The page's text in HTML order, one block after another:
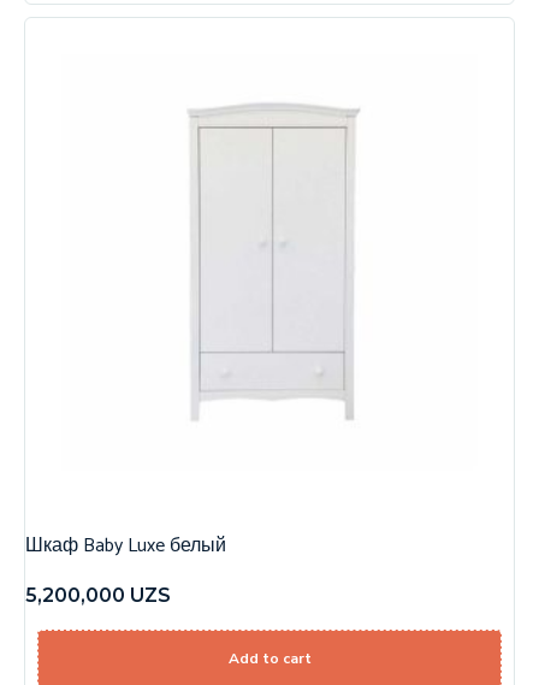
Шкаф Baby Luxe белый
5,200,000 UZS
Add to cart